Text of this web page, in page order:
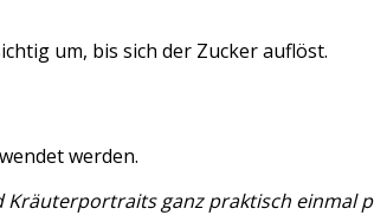
um, bis sich der Zucker auflöst.
werden.
Kräuterportraits ganz praktisch einmal